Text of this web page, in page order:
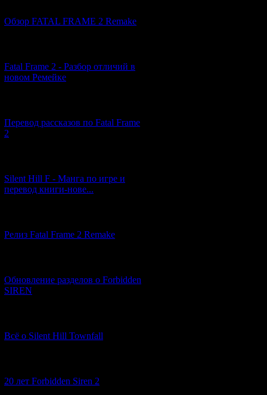
Обзор FATAL FRAME 2 Remake
Fatal Frame 2 - Разбор отличий в
новом Ремейке
Перевод рассказов по Fatal Frame
2
Silent Hill F - Манга по игре и
перевод книги-нове...
Релиз Fatal Frame 2 Remake
Обновление разделов о Forbidden
SIREN
Всё о Silent Hill Townfall
20 лет Forbidden Siren 2